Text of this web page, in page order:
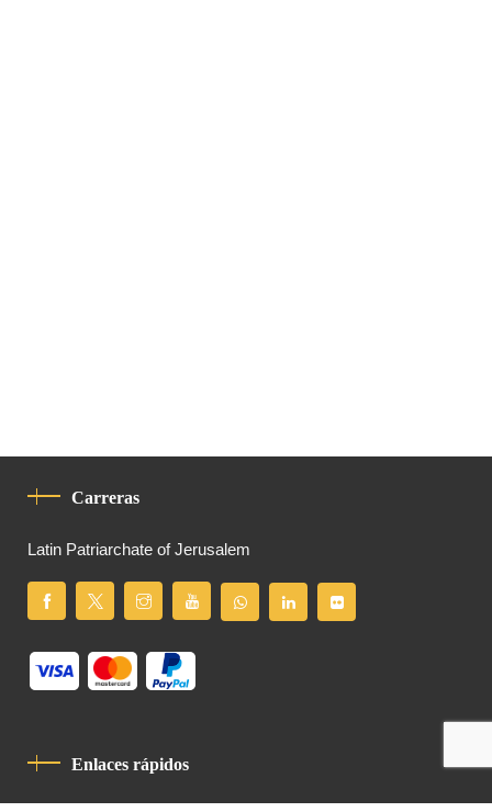
Carreras
Latin Patriarchate of Jerusalem
Enlaces rápidos